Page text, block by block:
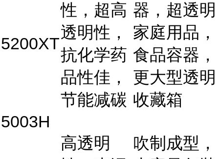
5200XT
性，超高
透明性，
抗化学药
品性佳，
节能减碳
器，超透明
家庭用品，
食品容器，
更大型透明
收藏箱
5003H
高透明
吹制成型，